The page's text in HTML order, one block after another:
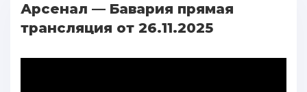
Арсенал — Бавария прямая
трансляция от 26.11.2025